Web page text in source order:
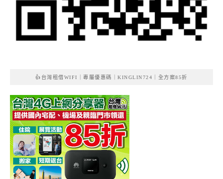
👍台灣租借WIFI｜專屬優惠碼｜KINGLIN724｜全方案85折